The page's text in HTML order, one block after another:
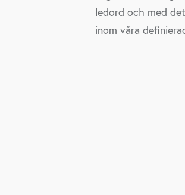
ledord och med
inom våra